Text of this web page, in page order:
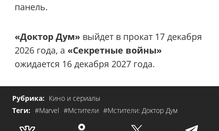
панель.
«Доктор Дум» выйдет в прокат 17 декабря
2026 года, а «Секретные войны»
ожидается 16 декабря 2027 года.
Рубрика: Кино и сериалы
Теги: #Marvel #Мстители #Мстители: Доктор Дум